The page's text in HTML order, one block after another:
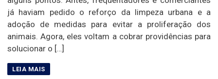
já haviam pedido o reforço da limpeza urbana e a
adoção de medidas para evitar a proliferação dos
animais. Agora, eles voltam a cobrar providências para
solucionar o […]